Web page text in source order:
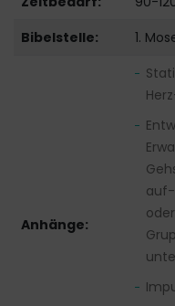
Bibelstelle:
1.
Anhänge: